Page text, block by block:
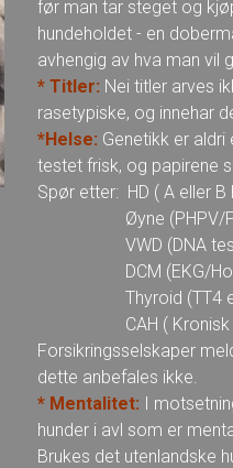
før man tar steget og
hundeholdet - en
avhengig av hva man vil
* Titler: Nei titler arves
rasetypiske, og innehar
*Helse: Genetikk er
testet frisk, og papirene
Spør etter: HD ( A eller B
Øyne (PHPV/
VWD (DNA testet fri
DCM (EKG/Holter
Thyroid (TT4 eller
CAH ( Kronisk
Forsikringsselskaper
dette anbefales ikke.
* Mentalitet: I
hunder i avl som er
Brukes det utenlandske